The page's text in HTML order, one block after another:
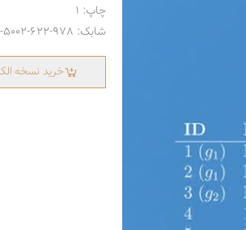
چاپ: 1
شابک: 978-622-5002-07-4
خرید نسخه